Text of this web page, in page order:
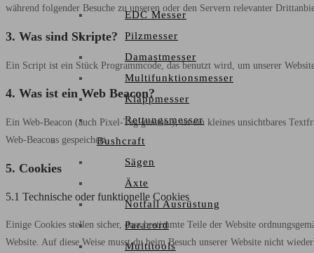
EDC Messer
Pilzmesser
Damastmesser
Multifunktionsmesser
Klappmesser
Rettungsmesser
Bushcraft
Sägen
Äxte
Notfall Ausrüstung
Paracord
Multitools
während folgender Besuche zu unseren oder den Servern relevanter
3. Was sind Skripte?
Ein Script ist ein Stück Programmcode, das benutzt wird, um unserer
4. Was ist ein Web Beacon?
Ein Web-Beacon (auch Pixel-Tag genannt), ist ein kleines unsichtbares
Web-Beacons gespeichert.
5. Cookies
5.1 Technische oder funktionelle Cookies
Einige Cookies stellen sicher, dass bestimmte Teile der Website
Website. Auf diese Weise musst du beim Besuch unserer Website nicht